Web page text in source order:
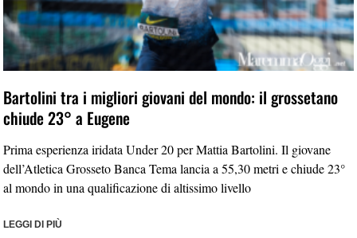
Bartolini tra i migliori giovani del mondo: il grossetano
chiude 23° a Eugene
Prima esperienza iridata Under 20 per Mattia Bartolini. Il giovane
dell’Atletica Grosseto Banca Tema lancia a 55,30 metri e chiude 23°
al mondo in una qualificazione di altissimo livello
LEGGI DI PIÙ